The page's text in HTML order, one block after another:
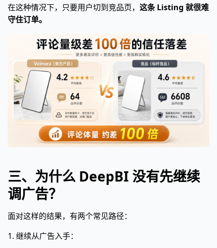
在这种情况下，只要用户切到竞品页， 这条 Listing 就很难
守住订单。
三、为什么 DeepBI 没有先继续
调广告？
面对这样的结果，有两个常见路径：
1. 继续从广告入手：